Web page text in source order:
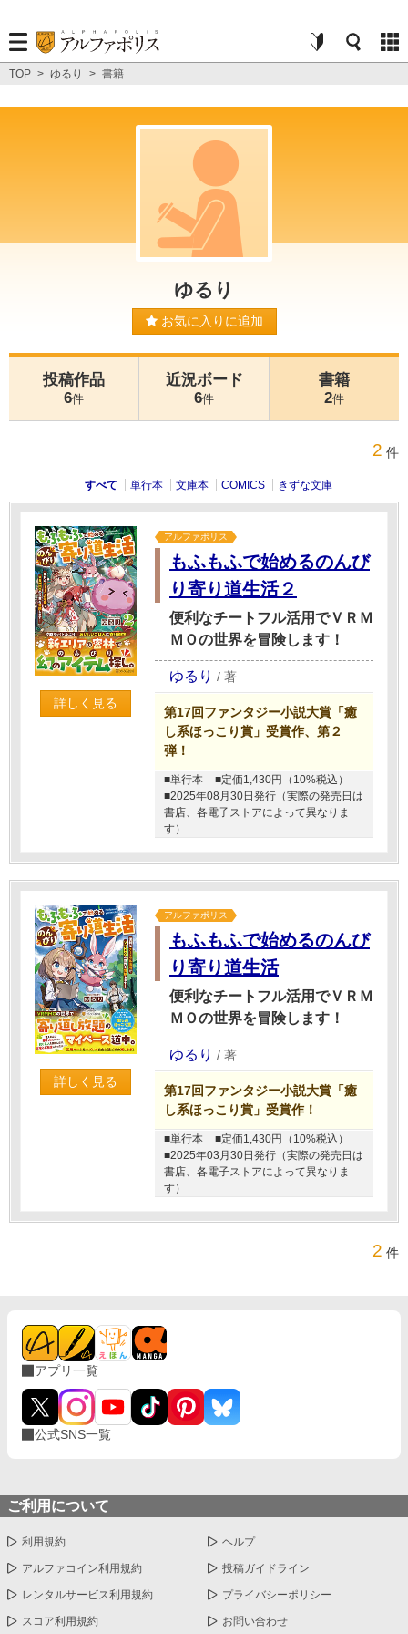
TOP > ゆるり > 書籍
ゆるり
お気に入りに追加
投稿作品
6件
近況ボード
6件
書籍
2件
2 件
すべて 単行本 文庫本 COMICS きずな文庫
詳しく見る
アルファポリス
もふもふで始めるのんび
り寄り道生活２
便利なチートフル活用でＶＲＭ
ＭＯの世界を冒険します！
ゆるり / 著
第17回ファンタジー小説大賞「癒
し系ほっこり賞」受賞作、第２
弾！
■単行本
■定価1,430円（10%税込）
■2025年08月30日発行（実際の発売日は
書店、各電子ストアによって異なりま
す）
詳しく見る
アルファポリス
もふもふで始めるのんび
り寄り道生活
便利なチートフル活用でＶＲＭ
ＭＯの世界を冒険します！
ゆるり / 著
第17回ファンタジー小説大賞「癒
し系ほっこり賞」受賞作！
■単行本
■定価1,430円（10%税込）
■2025年03月30日発行（実際の発売日は
書店、各電子ストアによって異なりま
す）
2 件
アプリ一覧
公式SNS一覧
ご利用について
利用規約 ヘルプ
アルファコイン利用規約 投稿ガイドライン
レンタルサービス利用規約 プライバシーポリシー
スコア利用規約 お問い合わせ